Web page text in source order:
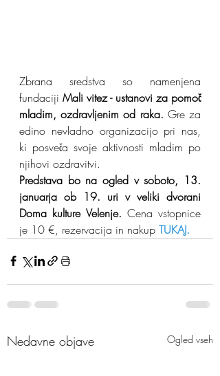
Zbrana sredstva so namenjena
fundaciji Mali vitez - ustanovi za pomoč
mladim, ozdravljenim od raka. Gre za
edino nevladno organizacijo pri nas,
ki posveča svoje aktivnosti mladim po
njihovi ozdravitvi.
Predstava bo na ogled v soboto, 13.
januarja ob 19. uri v veliki dvorani
Doma kulture Velenje. Cena vstopnice
je 10 €, rezervacija in nakup TUKAJ.
Nedavne objave Ogled vseh